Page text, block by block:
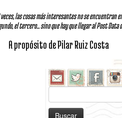
veces, las cosas más interesantes no se encuentran
el tercero... sino que hay que llegar al Post
A propósito de Pilar Ruiz Costa